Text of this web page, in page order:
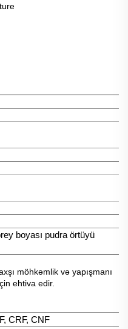
boyası pudra örtüyü
möhkəmlik və yapışmanı
ehtiva edir.
CRF, CNF